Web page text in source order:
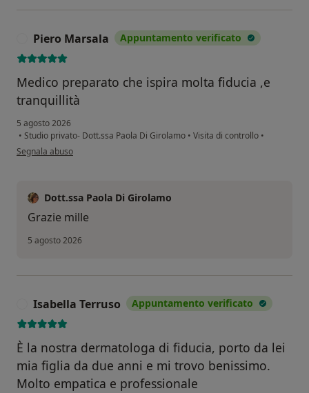
Piero Marsala Appuntamento verificato
Medico preparato che ispira molta fiducia ,e
tranquillità
5 agosto 2026
• Studio privato- Dott.ssa Paola Di Girolamo • Visita di controllo •
secondo l'opinione dell'utente Piero Marsala
Segnala abuso
Dott.ssa Paola Di Girolamo
Grazie mille
5 agosto 2026
Isabella Terruso Appuntamento verificato
È la nostra dermatologa di fiducia, porto da lei
mia figlia da due anni e mi trovo benissimo.
Molto empatica e professionale